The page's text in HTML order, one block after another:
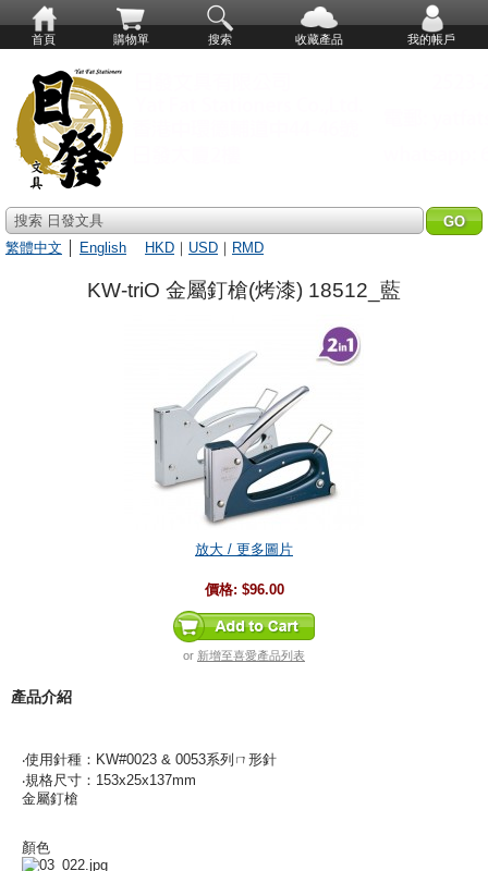
首頁 購物單 搜索 收藏產品 我的帳戶
搜索 日發文具
繁體中文
English HKD ｜ USD ｜ RMD
KW-triO 金屬釘槍(烤漆) 18512_藍
放大 / 更多圖片
價格: $96.00
or 新增至喜愛產品列表
產品介紹
‧使用針種：KW#0023 & 0053系列ㄇ形針
‧規格尺寸：153x25x137mm
金屬釘槍
顏色